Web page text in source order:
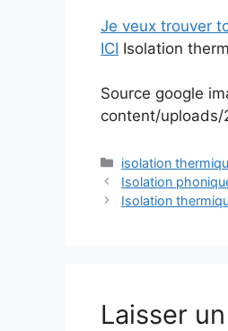
Je veux trouver
ICI Isolation
Source google
content/uploads/
Catégories
isolation
Isolation
Isolation
Laisser